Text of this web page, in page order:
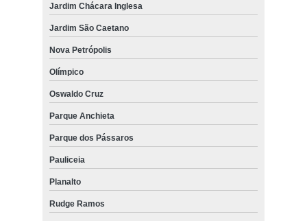
Jardim Chácara Inglesa
Jardim São Caetano
Nova Petrópolis
Olímpico
Oswaldo Cruz
Parque Anchieta
Parque dos Pássaros
Pauliceia
Planalto
Rudge Ramos